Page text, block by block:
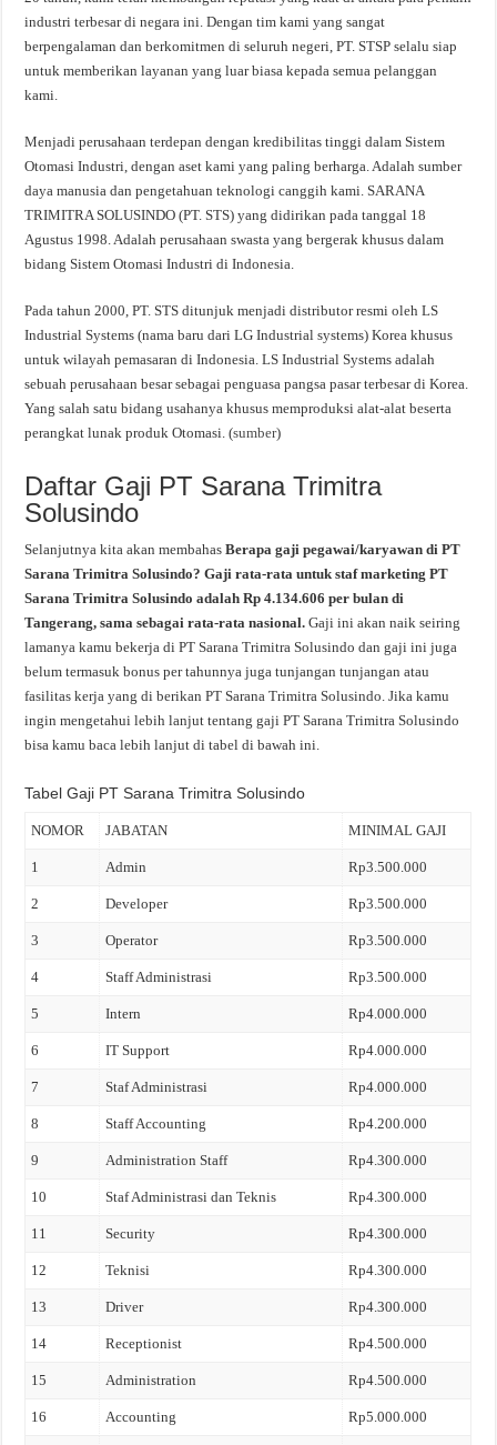
industri terbesar di negara ini. Dengan tim kami yang sangat
berpengalaman dan berkomitmen di seluruh negeri, PT. STSP selalu siap
untuk memberikan layanan yang luar biasa kepada semua pelanggan
kami.
Menjadi perusahaan terdepan dengan kredibilitas tinggi dalam Sistem
Otomasi Industri, dengan aset kami yang paling berharga. Adalah sumber
daya manusia dan pengetahuan teknologi canggih kami. SARANA
TRIMITRA SOLUSINDO (PT. STS) yang didirikan pada tanggal 18
Agustus 1998. Adalah perusahaan swasta yang bergerak khusus dalam
bidang Sistem Otomasi Industri di Indonesia.
Pada tahun 2000, PT. STS ditunjuk menjadi distributor resmi oleh LS
Industrial Systems (nama baru dari LG Industrial systems) Korea khusus
untuk wilayah pemasaran di Indonesia. LS Industrial Systems adalah
sebuah perusahaan besar sebagai penguasa pangsa pasar terbesar di Korea.
Yang salah satu bidang usahanya khusus memproduksi alat-alat beserta
perangkat lunak produk Otomasi. (sumber)
Daftar Gaji PT Sarana Trimitra
Solusindo
Selanjutnya kita akan membahasBerapa gaji pegawai/karyawan di PT
Sarana Trimitra Solusindo? Gaji rata-rata untuk staf marketing PT
Sarana Trimitra Solusindo adalah Rp 4.134.606 per bulan di
Tangerang, sama sebagai rata-rata nasional.Gaji ini akan naik seiring
lamanya kamu bekerja di PT Sarana Trimitra Solusindo dan gaji ini juga
belum termasuk bonus per tahunnya juga tunjangan tunjangan atau
fasilitas kerja yang di berikan PT Sarana Trimitra Solusindo. Jika kamu
ingin mengetahui lebih lanjut tentang gaji PT Sarana Trimitra Solusindo
bisa kamu baca lebih lanjut di tabel di bawah ini.
Tabel Gaji PT Sarana Trimitra Solusindo
NOMOR JABATAN MINIMAL GAJI
1 Admin Rp3.500.000
2 Developer Rp3.500.000
3 Operator Rp3.500.000
4 Staff Administrasi Rp3.500.000
5 Intern Rp4.000.000
6 IT Support Rp4.000.000
7 Staf Administrasi Rp4.000.000
8 Staff Accounting Rp4.200.000
9 Administration Staff Rp4.300.000
10 Staf Administrasi dan Teknis Rp4.300.000
11 Security Rp4.300.000
12 Teknisi Rp4.300.000
13 Driver Rp4.300.000
14 Receptionist Rp4.500.000
15 Administration Rp4.500.000
16 Accounting Rp5.000.000